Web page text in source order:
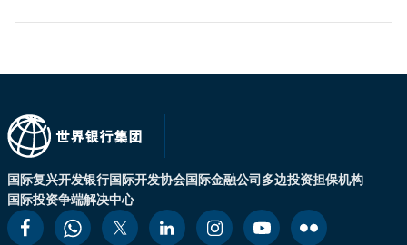
国际复兴开发银行国际开发协会国际金融公司多边投资担保机构
国际投资争端解决中心